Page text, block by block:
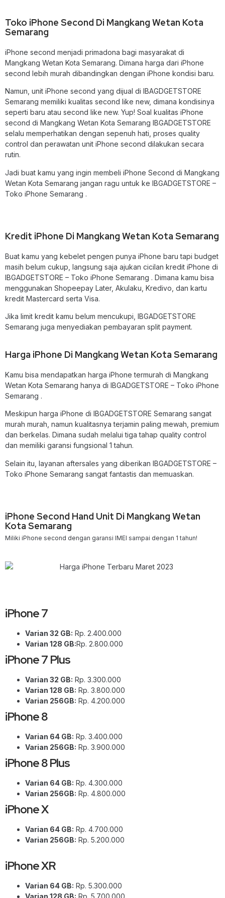
Toko iPhone Second Di Mangkang Wetan Kota
Semarang
iPhone second menjadi primadona bagi masyarakat di
Mangkang Wetan Kota Semarang. Dimana harga dari iPhone
second lebih murah dibandingkan dengan iPhone kondisi baru.
Namun, unit iPhone second yang dijual di IBAGDGETSTORE
Semarang memiliki kualitas second like new, dimana kondisinya
seperti baru atau second like new. Yup! Soal kualitas iPhone
second di Mangkang Wetan Kota Semarang IBGADGETSTORE
selalu memperhatikan dengan sepenuh hati, proses quality
control dan perawatan unit iPhone second dilakukan secara
rutin.
Jadi buat kamu yang ingin membeli iPhone Second di Mangkang
Wetan Kota Semarang jangan ragu untuk ke IBGADGETSTORE –
Toko iPhone Semarang .
Kredit iPhone Di Mangkang Wetan Kota Semarang
Buat kamu yang kebelet pengen punya iPhone baru tapi budget
masih belum cukup, langsung saja ajukan cicilan kredit iPhone di
IBGADGETSTORE – Toko iPhone Semarang . Dimana kamu bisa
menggunakan Shopeepay Later, Akulaku, Kredivo, dan kartu
kredit Mastercard serta Visa.
Jika limit kredit kamu belum mencukupi, IBGADGETSTORE
Semarang juga menyediakan pembayaran split payment.
Harga iPhone Di Mangkang Wetan Kota Semarang
Kamu bisa mendapatkan harga iPhone termurah di Mangkang
Wetan Kota Semarang hanya di IBGADGETSTORE – Toko iPhone
Semarang .
Meskipun harga iPhone di IBGADGETSTORE Semarang sangat
murah murah, namun kualitasnya terjamin paling mewah, premium
dan berkelas. Dimana sudah melalui tiga tahap quality control
dan memiliki garansi fungsional 1 tahun.
Selain itu, layanan aftersales yang diberikan IBGADGETSTORE –
Toko iPhone Semarang sangat fantastis dan memuaskan.
iPhone Second Hand Unit Di Mangkang Wetan
Kota Semarang
Miliki iPhone second dengan garansi IMEI sampai dengan 1 tahun!
iPhone 7
Varian 32 GB: Rp. 2.400.000
Varian 128 GB:Rp. 2.800.000
iPhone 7 Plus
Varian 32 GB: Rp. 3.300.000
Varian 128 GB: Rp. 3.800.000
Varian 256GB: Rp. 4.200.000
iPhone 8
Varian 64 GB: Rp. 3.400.000
Varian 256GB: Rp. 3.900.000
iPhone 8 Plus
Varian 64 GB: Rp. 4.300.000
Varian 256GB: Rp. 4.800.000
iPhone X
Varian 64 GB: Rp. 4.700.000
Varian 256GB: Rp. 5.200.000
iPhone XR
Varian 64 GB: Rp. 5.300.000